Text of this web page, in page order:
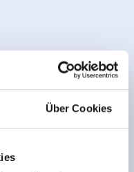
Über Cookies